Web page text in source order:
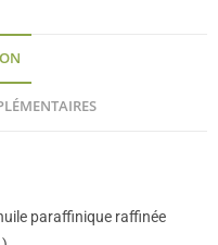
paraffinique raffinée